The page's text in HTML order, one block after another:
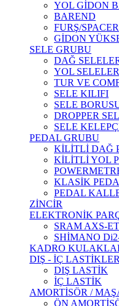
YOL GİDON
BAREND
FURŞ/SPACER
GİDON
SELE GRUBU
DAĞ
YOL
TUR VE
SELE KILIFI
SELE
DROPPER
SELE
PEDAL GRUBU
KİLİTLİ DAĞ
KİLİTLİ YOL
KLASİK
PEDAL
ZİNCİR
ELEKTRONİK
SRAM AXS-
SHİMANO
KADRO
DIŞ - İÇ LASTİKLER
DIŞ LASTİK
İÇ LASTİK
AMORTİSÖR /
ÖN